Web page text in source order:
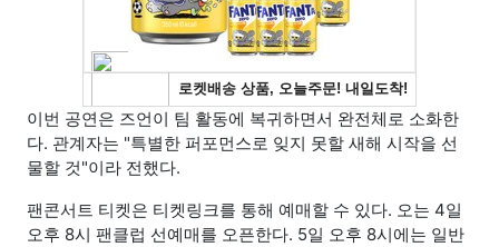
이번 공연은 즈언이 팀 활동에 복귀하면서 완전체로 소화한
다. 관계자는 "특별한 퍼포먼스로 잊지 못할 새해 시작을 선
물할 것"이라 전했다.
팬콘서트 티켓은 티켓링크를 통해 예매할 수 있다. 오는 4일
오후 8시 팬클럽 선예매를 오픈한다. 5일 오후 8시에는 일반